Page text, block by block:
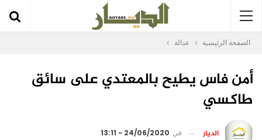
الصفحة الرئيسية عدالة
أمن فاس يطيح بالمعتدي على سائق
طاكسي
الديار في 24/06/2020 - 13:11